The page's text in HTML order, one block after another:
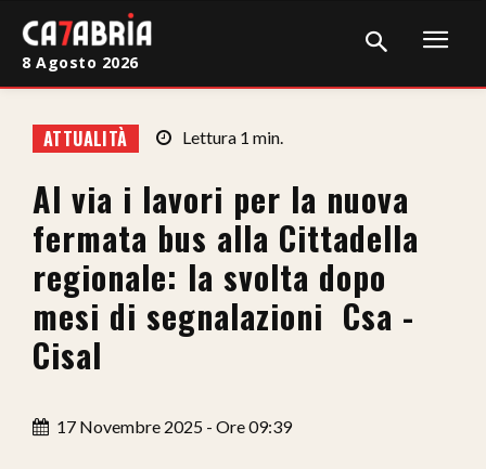
Cronaca
Giudiziaria
Politica
Sport
Attualità
8 Agosto 2026
ATTUALITÀ Lettura 1 min.
Al via i lavori per la nuova
fermata bus alla Cittadella
regionale: la svolta dopo
mesi di segnalazioni Csa -
Cisal
17 Novembre 2025 - Ore 09:39